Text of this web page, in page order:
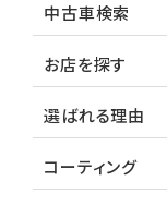
中古車検索
お店を探す
選ばれる理由
コーティング